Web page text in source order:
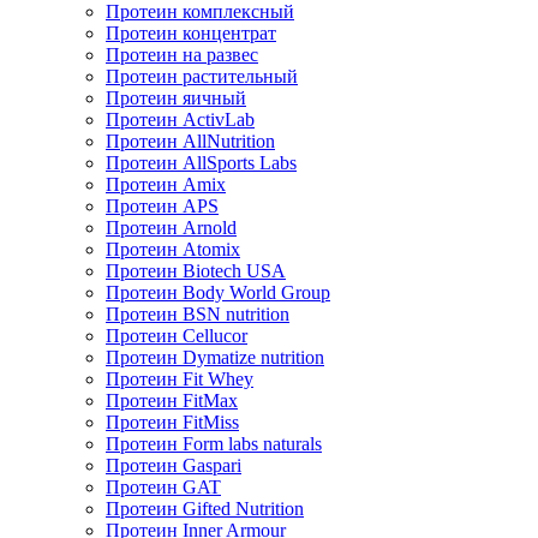
Протеин комплексный
Протеин концентрат
Протеин на развес
Протеин растительный
Протеин яичный
Протеин ActivLab
Протеин AllNutrition
Протеин AllSports Labs
Протеин Amix
Протеин APS
Протеин Arnold
Протеин Atomix
Протеин Biotech USA
Протеин Body World Group
Протеин BSN nutrition
Протеин Cellucor
Протеин Dymatize nutrition
Протеин Fit Whey
Протеин FitMax
Протеин FitMiss
Протеин Form labs naturals
Протеин Gaspari
Протеин GAT
Протеин Gifted Nutrition
Протеин Inner Armour